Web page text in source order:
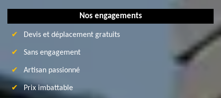
Nos engagements
Devis et déplacement gratuits
Sans engagement
Artisan passionné
Prix imbattable